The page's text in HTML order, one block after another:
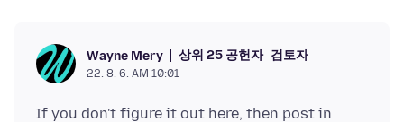
Wayne Mery 상위 25 공헌자 검토자
22. 8. 6. AM 10:01
If you don't figure it out here, then post in